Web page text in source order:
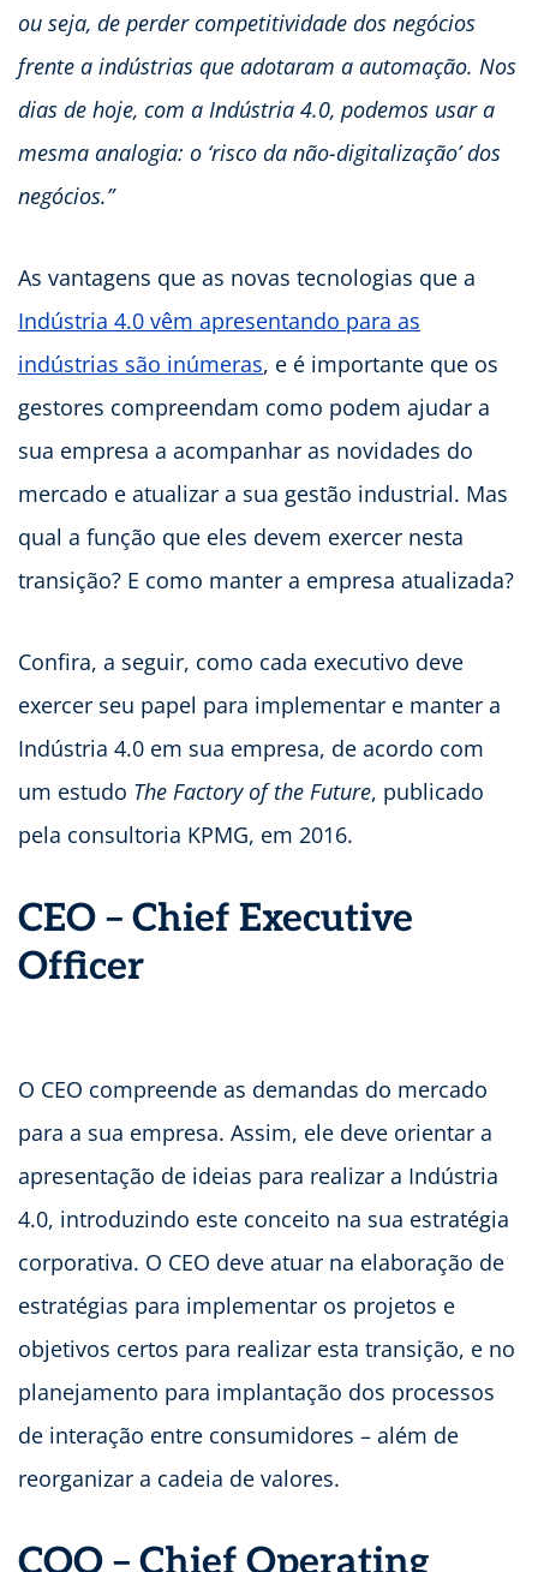
ou seja, de perder competitividade dos negócios
frente a indústrias que adotaram a automação. Nos
dias de hoje, com a Indústria 4.0, podemos usar a
mesma analogia: o ‘risco da não-digitalização’ dos
negócios.”
As vantagens que as novas tecnologias que a
Indústria 4.0 vêm apresentando para as
indústrias são inúmeras, e é importante que os
gestores compreendam como podem ajudar a
sua empresa a acompanhar as novidades do
mercado e atualizar a sua gestão industrial. Mas
qual a função que eles devem exercer nesta
transição? E como manter a empresa atualizada?
Confira, a seguir, como cada executivo deve
exercer seu papel para implementar e manter a
Indústria 4.0 em sua empresa, de acordo com
um estudo The Factory of the Future, publicado
pela consultoria KPMG, em 2016.
CEO – Chief Executive
Officer
O CEO compreende as demandas do mercado
para a sua empresa. Assim, ele deve orientar a
apresentação de ideias para realizar a Indústria
4.0, introduzindo este conceito na sua estratégia
corporativa. O CEO deve atuar na elaboração de
estratégias para implementar os projetos e
objetivos certos para realizar esta transição, e no
planejamento para implantação dos processos
de interação entre consumidores – além de
reorganizar a cadeia de valores.
COO – Chief Operating